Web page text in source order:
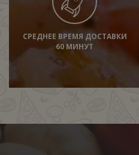
СРЕДНЕЕ ВРЕМЯ ДОСТАВКИ
60 МИНУТ